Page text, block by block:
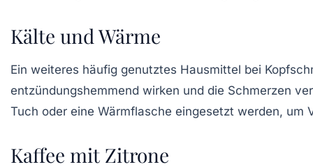
Kälte und Wärme
Ein weiteres häufig genutztes Hausmittel bei
entzündungshemmend wirken und die Schmerzen
Tuch oder eine Wärmflasche eingesetzt werden, um
Kaffee mit Zitrone